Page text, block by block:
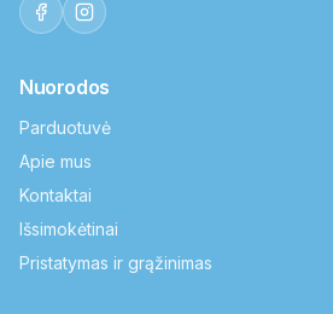
Nuorodos
Parduotuvė
Apie mus
Kontaktai
Išsimokėtinai
Pristatymas ir grąžinimas